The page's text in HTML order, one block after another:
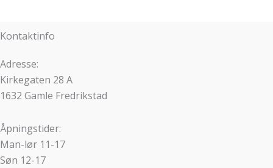
Kontaktinfo
Adresse:
Kirkegaten 28 A
1632 Gamle Fredrikstad
Åpningstider:
Man-lør 11-17
Søn 12-17